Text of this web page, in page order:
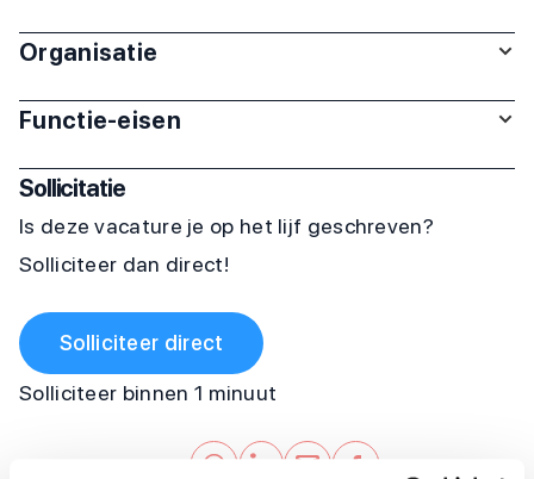
Organisatie
Functie-eisen
Sollicitatie
Is deze vacature je op het lijf geschreven?
Solliciteer dan direct!
Solliciteer direct
Solliciteer binnen 1 minuut